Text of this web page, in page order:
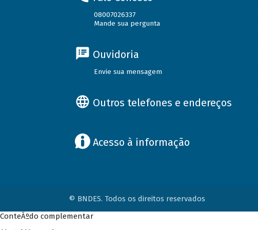
08007026337
Mande sua pergunta
Ouvidoria
Envie sua mensagem
Outros telefones e endereços
Acesso à informação
© BNDES. Todos os direitos reservados
ConteÃºdo complementar